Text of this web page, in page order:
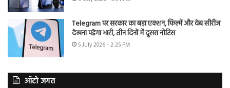
Telegram पर सरकार का बड़ा एक्शन, फिल्में और वेब सीरीज
देखना पड़ेगा भारी, तीन दिनों में दूसरा नोटिस
5 July 2026 - 2:25 PM
ऑटो जगत